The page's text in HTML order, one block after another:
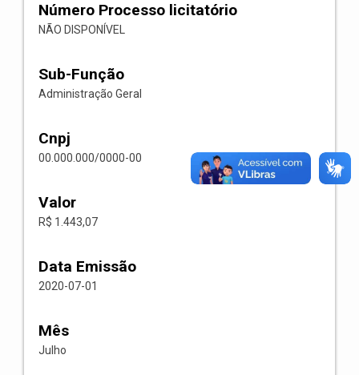
Número Processo licitatório
NÃO DISPONÍVEL
Sub-Função
Administração Geral
Cnpj
00.000.000/0000-00
Valor
R$ 1.443,07
Data Emissão
2020-07-01
Mês
Julho